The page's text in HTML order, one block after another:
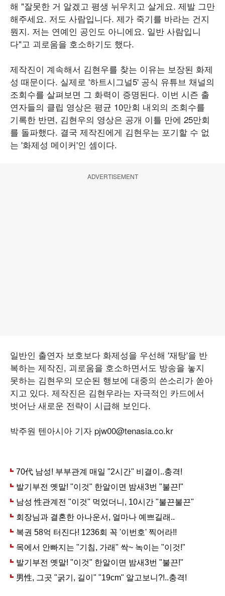
해 "잘못한 거 알겠고 평생 뉘우치고 살게요. 제발 그만
해주세요. 저도 사람입니다. 제가 죽기를 바라는 건지
뭔지. 저는 연예인 공인도 아니에요. 일반 사람입니
다"고 괴로움을 호소하기도 했다.
제작진이 계속해서 김현우를 찾는 이유는 보장된 화제
성 때문이다. 실제로 '하트시그널5' 공식 유튜브 채널의
조회수를 살펴보면 그 화력이 증명된다. 이번 시즌 출
연자들의 클립 영상은 평균 10만회 내외의 조회수를
기록한 반면, 김현우의 영상은 공개 이틀 만에 25만회
를 돌파했다. 결국 제작진에게 김현우는 포기할 수 없
는 '화제성 메이커'인 셈이다.
ADVERTISEMENT
일반인 출연자 보호보다 화제성을 우선해 '재탕'을 반
복하는 제작진, 괴로움을 호소하면서도 방송을 놓지
못하는 김현우의 모순된 행보에 대중의 쓴소리가 쏟아
지고 있다. 제작진은 김현우라는 자극적인 카드에서
벗어난 새로운 전략이 시급해 보인다.
박주원 텐아시아 기자 pjw00@tenasia.co.kr